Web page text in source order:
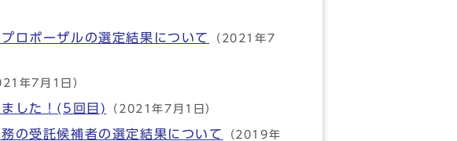
ロポーザルの選定結果について
（2021年7
年7月1日）
した！(5回目) （2021年7月1日）
の受託候補者の選定結果について （2019年